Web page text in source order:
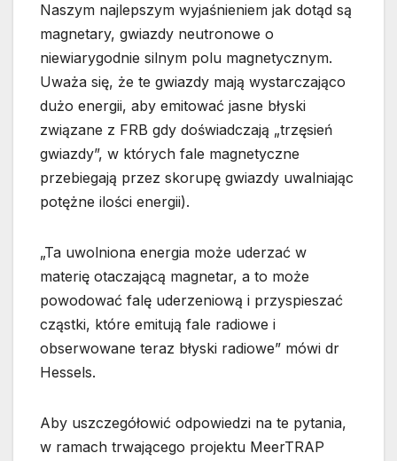
Naszym najlepszym wyjaśnieniem jak dotąd są
magnetary, gwiazdy neutronowe o
niewiarygodnie silnym polu magnetycznym.
Uważa się, że te gwiazdy mają wystarczająco
dużo energii, aby emitować jasne błyski
związane z FRB gdy doświadczają „trzęsień
gwiazdy”, w których fale magnetyczne
przebiegają przez skorupę gwiazdy uwalniając
potężne ilości energii).
„Ta uwolniona energia może uderzać w
materię otaczającą magnetar, a to może
powodować falę uderzeniową i przyspieszać
cząstki, które emitują fale radiowe i
obserwowane teraz błyski radiowe” mówi dr
Hessels.
Aby uszczegółowić odpowiedzi na te pytania,
w ramach trwającego projektu MeerTRAP